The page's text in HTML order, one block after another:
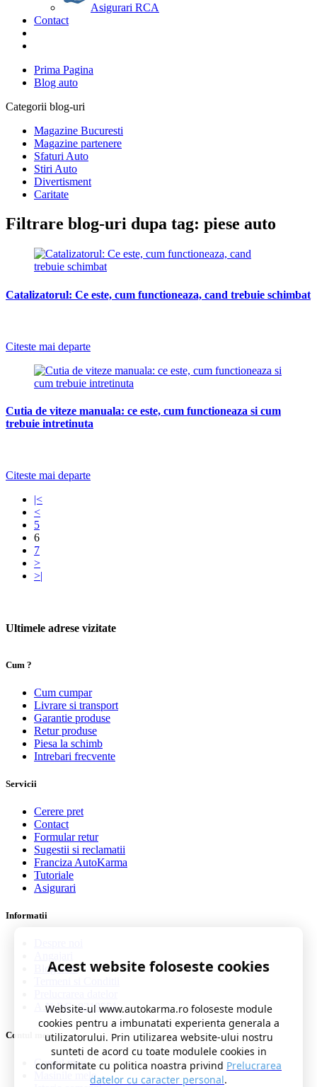
Asigurari RCA
Contact
Prima Pagina
Blog auto
Categorii blog-uri
Magazine Bucuresti
Magazine partenere
Sfaturi Auto
Stiri Auto
Divertisment
Caritate
Filtrare blog-uri dupa tag: piese auto
Catalizatorul: Ce este, cum functioneaza, cand trebuie schimbat
Citeste mai departe
Cutia de viteze manuala: ce este, cum functioneaza si cum
trebuie intretinuta
Citeste mai departe
|<
<
5
6
7
>
>|
Ultimele adrese vizitate
Cum ?
Cum cumpar
Livrare si transport
Garantie produse
Retur produse
Piesa la schimb
Intrebari frecvente
Servicii
Cerere pret
Contact
Formular retur
Sugestii si reclamatii
Franciza AutoKarma
Tutoriale
Asigurari
Informatii
Blog auto
A.N.P.C. 0219551
Contul meu
Contul meu
Masinile mele
Acest website foloseste cookies
Website-ul www.autokarma.ro foloseste module
cookies pentru a imbunatati experienta generala a
utilizatorului. Prin utilizarea website-ului nostru
sunteti de acord cu toate modulele cookies in
conformitate cu politica noastra privind Prelucrarea
datelor cu caracter personal.